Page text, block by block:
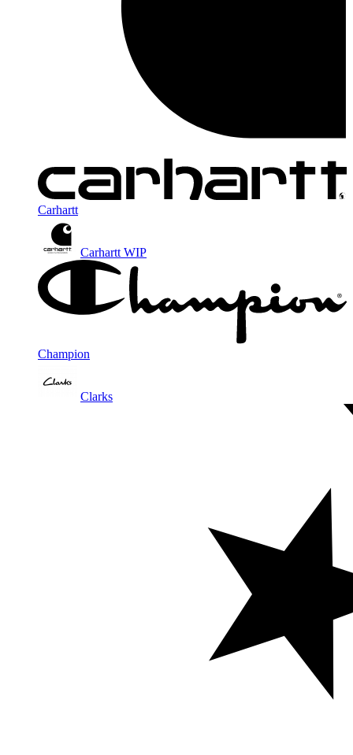
Carhartt
Carhartt WIP
Champion
Clarks